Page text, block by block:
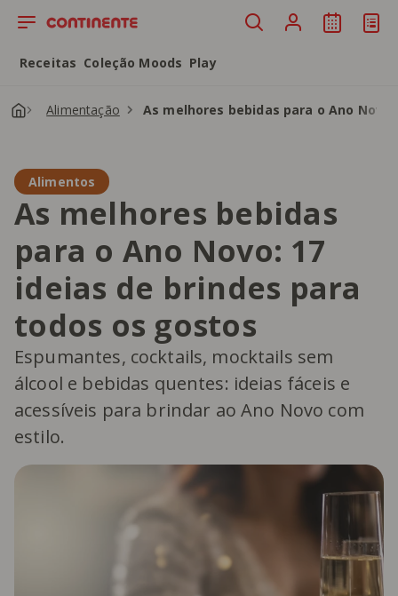
Saltar para o conteúdo principal
Receitas Coleção Moods Play
Alimentação As melhores bebidas para o Ano
Alimentos
As melhores bebidas
para o Ano Novo: 17
ideias de brindes para
todos os gostos
Espumantes, cocktails, mocktails sem
álcool e bebidas quentes: ideias fáceis e
acessíveis para brindar ao Ano Novo com
estilo.